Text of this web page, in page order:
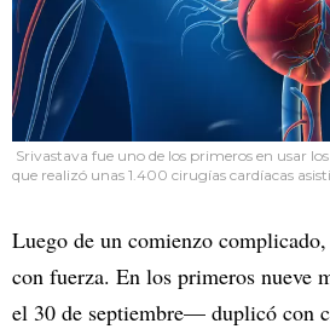
Srivastava fue uno de los primeros en usar
que realizó unas 1.400 cirugías cardíacas
Luego de un comienzo
con fuerza. En los primeros nueve
el 30 de septiembre— duplicó con